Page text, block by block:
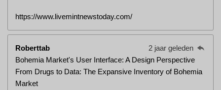
https://www.livemintnewstoday.com/
Roberttab
2 jaar geleden
Bohemia Market's User Interface: A Design Perspective
From Drugs to Data: The Expansive Inventory of Bohemia
Market